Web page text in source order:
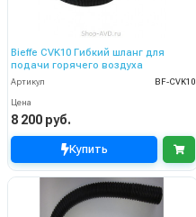
Bieffe CVK10 Гибкий шланг для
подачи горячего воздуха
Артикул BF-CVK10
Цена
8 200 руб.
Купить